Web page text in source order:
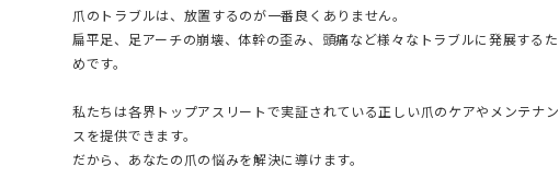
爪のトラブルは、放置するのが一番良くありません。
扁平足、足アーチの崩壊、体幹の歪み、頭痛など様々なトラブルに発展するた
めです。
私たちは各界トップアスリートで実証されている正しい爪のケアやメンテナン
スを提供できます。
だから、あなたの爪の悩みを解決に導けます。